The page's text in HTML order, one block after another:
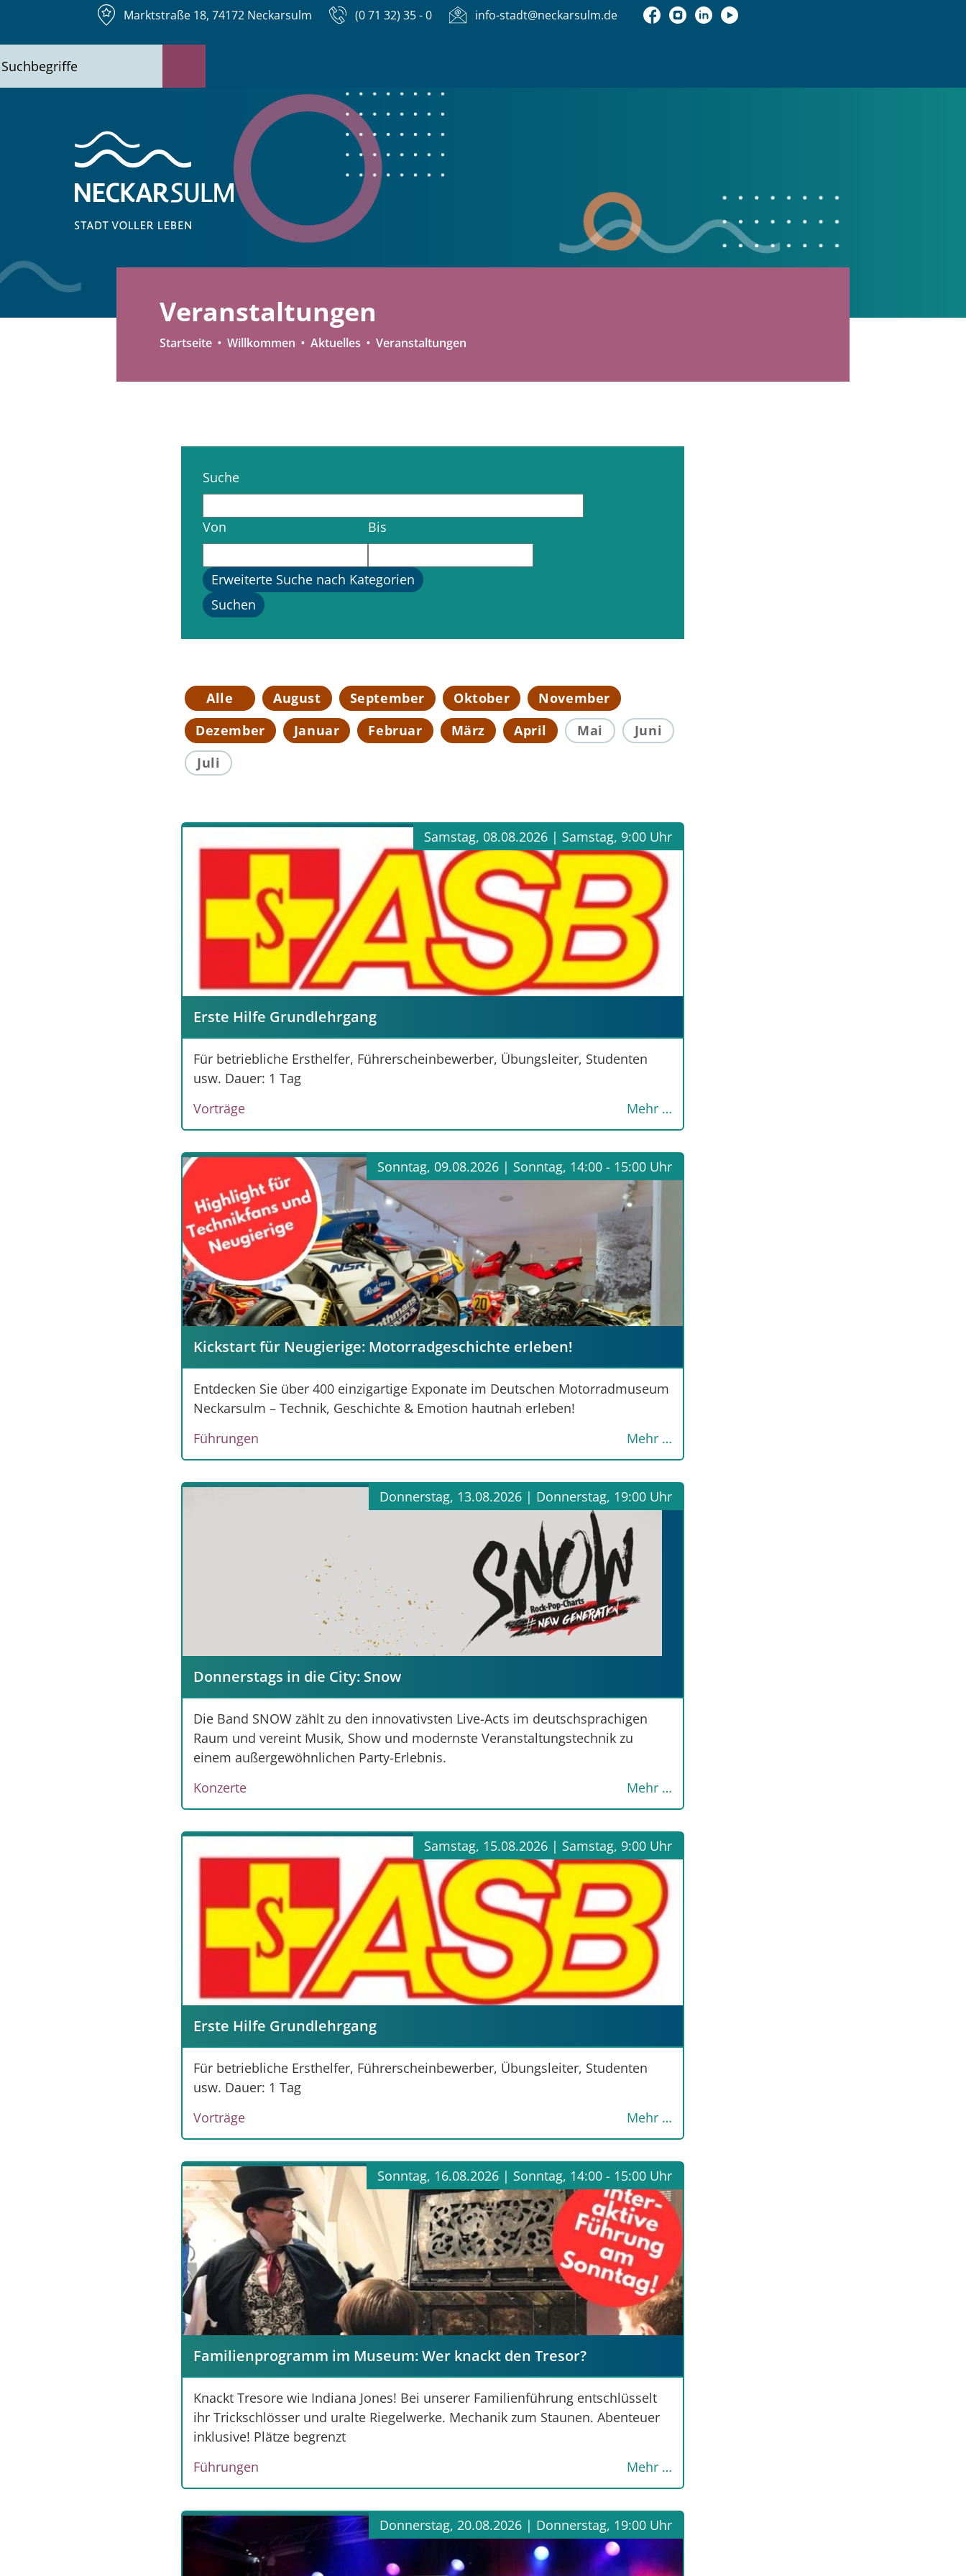
Marktstraße 18, 74172 Neckarsulm (0 71 32) 35 - 0 info-stadt@neckarsulm.de
Veranstaltungen
Startseite Willkommen Aktuelles Veranstaltungen
Suche
Von Bis
Erweiterte Suche nach Kategorien
Alle August September Oktober
November
Dezember
Januar Februar März April Mai
Juni
Juli
Samstag, 08.08.2026 | Samstag, 9:00 Uhr
Erste Hilfe Grundlehrgang
Für betriebliche Ersthelfer, Führerscheinbewerber, Übungsleiter, Studenten
usw. Dauer: 1 Tag
Vorträge
Mehr …
Sonntag, 09.08.2026 | Sonntag, 14:00 - 15:00 Uhr
Kickstart für Neugierige: Motorradgeschichte erleben!
Entdecken Sie über 400 einzigartige Exponate im Deutschen Motorradmuseum
Neckarsulm – Technik, Geschichte & Emotion hautnah erleben!
Führungen
Mehr …
Donnerstag, 13.08.2026 | Donnerstag, 19:00 Uhr
Donnerstags in die City: Snow
Die Band SNOW zählt zu den innovativsten Live-Acts im deutschsprachigen
Raum und vereint Musik, Show und modernste Veranstaltungstechnik zu
einem außergewöhnlichen Party-Erlebnis.
Konzerte
Mehr …
Samstag, 15.08.2026 | Samstag, 9:00 Uhr
Erste Hilfe Grundlehrgang
Für betriebliche Ersthelfer, Führerscheinbewerber, Übungsleiter, Studenten
usw. Dauer: 1 Tag
Vorträge
Mehr …
Sonntag, 16.08.2026 | Sonntag, 14:00 - 15:00 Uhr
Familienprogramm im Museum: Wer knackt den Tresor?
Knackt Tresore wie Indiana Jones! Bei unserer Familienführung entschlüsselt
ihr Trickschlösser und uralte Riegelwerke. Mechanik zum Staunen. Abenteuer
inklusive! Plätze begrenzt
Führungen
Mehr …
Donnerstag, 20.08.2026 | Donnerstag, 19:00 Uhr